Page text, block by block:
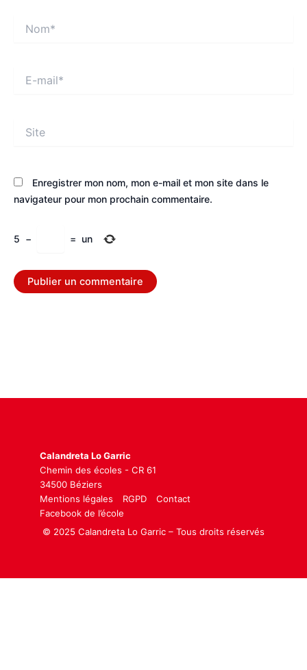
mail*
Enregistrer mon nom, mon e-mail et mon site dans le
navigateur pour mon prochain commentaire.
5 − = un
Calandreta Lo Garric
Chemin des écoles - CR 61
34500 Béziers
Mentions légales
RGPD
Contact
Facebook de l’école
© 2025 Calandreta Lo Garric – Tous droits réservés